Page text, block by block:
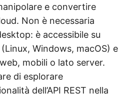
e convertire
Non è necessaria
è accessibile su
Windows, macOS) e
mobili o lato server.
di esplorare
dell’API REST nella